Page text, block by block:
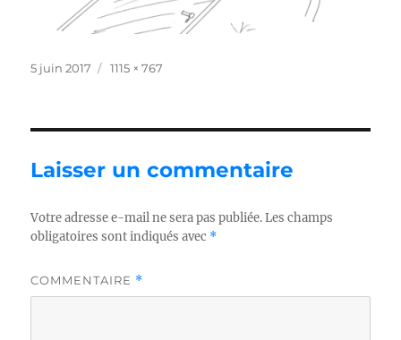
Publié
5 juin 2017
Taille
1115 × 767
Laisser un commentaire
Votre adresse e-mail ne sera pas publiée. Les champs
obligatoires sont indiqués avec *
COMMENTAIRE *